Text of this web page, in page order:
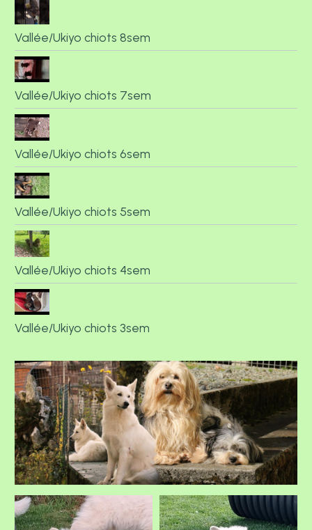
Vallée/Ukiyo chiots 8sem
Vallée/Ukiyo chiots 7sem
Vallée/Ukiyo chiots 6sem
Vallée/Ukiyo chiots 5sem
Vallée/Ukiyo chiots 4sem
Vallée/Ukiyo chiots 3sem